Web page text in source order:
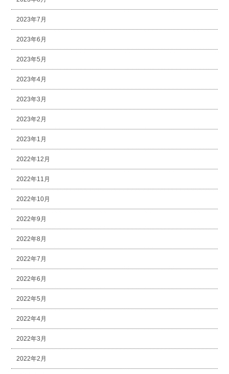
2023年7月
2023年6月
2023年5月
2023年4月
2023年3月
2023年2月
2023年1月
2022年12月
2022年11月
2022年10月
2022年9月
2022年8月
2022年7月
2022年6月
2022年5月
2022年4月
2022年3月
2022年2月